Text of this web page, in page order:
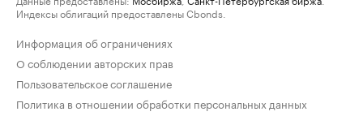
Индексы облигаций предоставлены Cbonds.
Информация об ограничениях
О соблюдении авторских прав
Пользовательское соглашение
Политика в отношении обработки персональных данных